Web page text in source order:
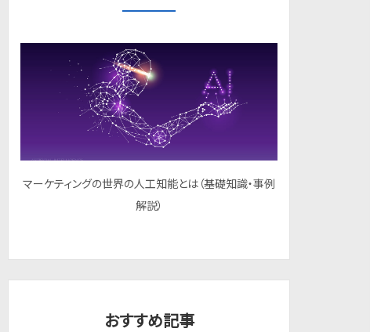
マーケティングの世界の人工知能とは（基礎知識・事例
解説）
おすすめ記事